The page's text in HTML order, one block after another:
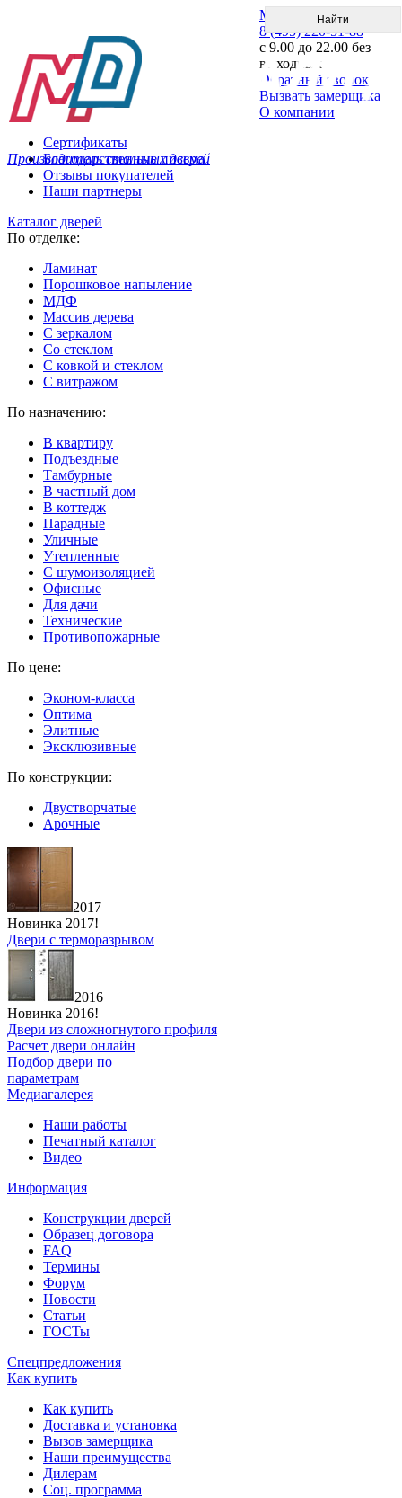
Производитель стальных дверей
Меню
8 (495) 220-51-88
с 9.00 до 22.00 без
выходных
Обратный звонок
Вызвать замерщика
О компании
Сертификаты
Благодарственные письма
Отзывы покупателей
Наши партнеры
Каталог дверей
По отделке:
Ламинат
Порошковое напыление
МДФ
Массив дерева
С зеркалом
Со стеклом
С ковкой и стеклом
С витражом
По назначению:
В квартиру
Подъездные
Тамбурные
В частный дом
В коттедж
Парадные
Уличные
Утепленные
C шумоизоляцией
Офисные
Для дачи
Технические
Противопожарные
По цене:
Эконом-класса
Оптима
Элитные
Эксклюзивные
По конструкции:
Двустворчатые
Арочные
2017
Новинка 2017!
Двери с терморазрывом
2016
Новинка 2016!
Двери из сложногнутого профиля
Расчет двери онлайн
Подбор двери по
параметрам
Медиагалерея
Наши работы
Печатный каталог
Видео
Информация
Конструкции дверей
Образец договора
FAQ
Термины
Форум
Новости
Статьи
ГОСТы
Спецпредложения
Как купить
Как купить
Доставка и установка
Вызов замерщика
Наши преимущества
Дилерам
Соц. программа